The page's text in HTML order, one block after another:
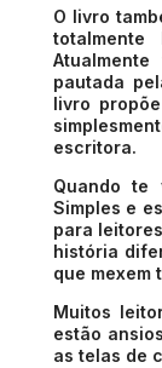
O livro
pautada
livro
escritora.
Quando te
Simples e
para
história
que mexem
Muitos
estão
as telas de